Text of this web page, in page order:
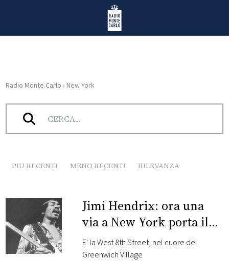
Radio Monte Carlo
HOME
RADIO
NEWS
FOTO
Radio Monte Carlo › New York
Tag:New York
PIU RECENTI MENO RECENTI RILEVANZA
Jimi Hendrix: ora una
via a New York porta il
suo nome
E' la West 8th Street, nel cuore del
Greenwich Village